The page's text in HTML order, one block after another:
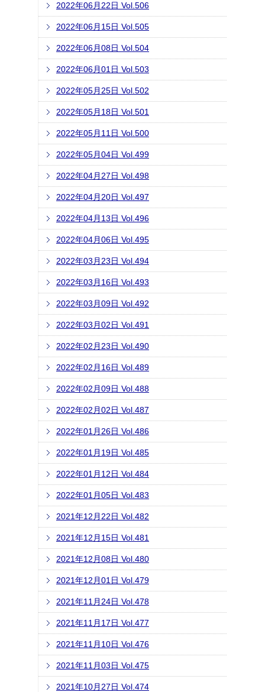
2022年06月22日 Vol.506
2022年06月15日 Vol.505
2022年06月08日 Vol.504
2022年06月01日 Vol.503
2022年05月25日 Vol.502
2022年05月18日 Vol.501
2022年05月11日 Vol.500
2022年05月04日 Vol.499
2022年04月27日 Vol.498
2022年04月20日 Vol.497
2022年04月13日 Vol.496
2022年04月06日 Vol.495
2022年03月23日 Vol.494
2022年03月16日 Vol.493
2022年03月09日 Vol.492
2022年03月02日 Vol.491
2022年02月23日 Vol.490
2022年02月16日 Vol.489
2022年02月09日 Vol.488
2022年02月02日 Vol.487
2022年01月26日 Vol.486
2022年01月19日 Vol.485
2022年01月12日 Vol.484
2022年01月05日 Vol.483
2021年12月22日 Vol.482
2021年12月15日 Vol.481
2021年12月08日 Vol.480
2021年12月01日 Vol.479
2021年11月24日 Vol.478
2021年11月17日 Vol.477
2021年11月10日 Vol.476
2021年11月03日 Vol.475
2021年10月27日 Vol.474